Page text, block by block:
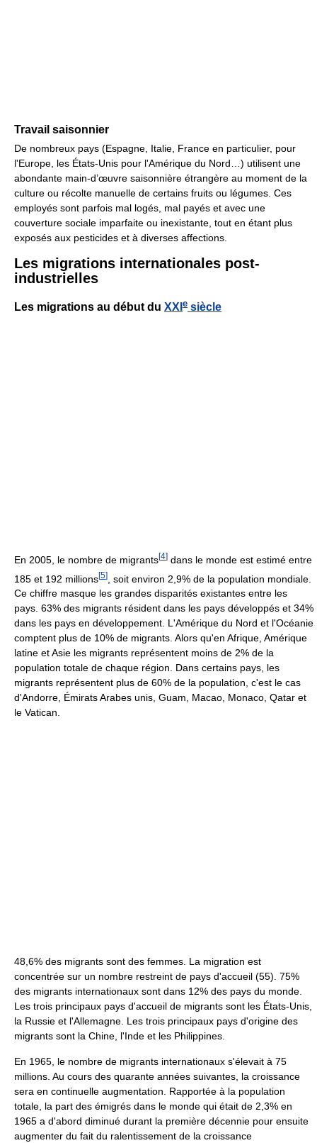
Travail saisonnier
De nombreux pays (Espagne, Italie, France en particulier, pour
l'Europe, les États-Unis pour l'Amérique du Nord…) utilisent une
abondante main-d’œuvre saisonnière étrangère au moment de la
culture ou récolte manuelle de certains fruits ou légumes. Ces
employés sont parfois mal logés, mal payés et avec une
couverture sociale imparfaite ou inexistante, tout en étant plus
exposés aux pesticides et à diverses affections.
Les migrations internationales post-
industrielles
Les migrations au début du XXI e siècle
En 2005, le nombre de migrants[4] dans le monde est estimé entre
185 et 192 millions[5]
, soit environ 2,9% de la population mondiale.
Ce chiffre masque les grandes disparités existantes entre les
pays. 63% des migrants résident dans les pays développés et 34%
dans les pays en développement. L'Amérique du Nord et l'Océanie
comptent plus de 10% de migrants. Alors qu'en Afrique, Amérique
latine et Asie les migrants représentent moins de 2% de la
population totale de chaque région. Dans certains pays, les
migrants représentent plus de 60% de la population, c'est le cas
d'Andorre, Émirats Arabes unis, Guam, Macao, Monaco, Qatar et
le Vatican.
48,6% des migrants sont des femmes. La migration est
concentrée sur un nombre restreint de pays d'accueil (55). 75%
des migrants internationaux sont dans 12% des pays du monde.
Les trois principaux pays d'accueil de migrants sont les États-Unis,
la Russie et l'Allemagne. Les trois principaux pays d'origine des
migrants sont la Chine, l'Inde et les Philippines.
En 1965, le nombre de migrants internationaux s'élevait à 75
millions. Au cours des quarante années suivantes, la croissance
sera en continuelle augmentation. Rapportée à la population
totale, la part des émigrés dans le monde qui était de 2,3% en
1965 a d'abord diminué durant la première décennie pour ensuite
augmenter du fait du ralentissement de la croissance